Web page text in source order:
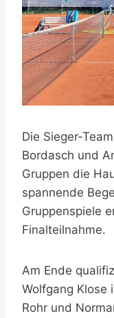
Die Sieger-
Bordasch und
Gruppen die
spannende
Gruppenspiele
Finalteilnahme.
Am Ende
Wolfgang Klose
Rohr und